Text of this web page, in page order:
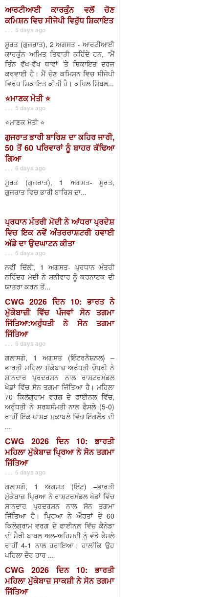
ਆਰਟੀਆਈ ਕਾਰਕੁੰਨ ਵਲੋਂ ਚੋਣ
ਕਮਿਸ਼ਨ ਵਿਚ ਸੀਜੇਪੀ ਵਿਰੁੱਧ ਸ਼ਿਕਾਇਤ
. . . 5 days ago
ਸੂਰਤ (ਗੁਜਰਾਤ), 2 ਅਗਸਤ - ਆਰਟੀਆਈ
ਕਾਰਕੁੰਨ ਅਮਿਤ ਤਿਵਾੜੀ ਕਹਿੰਦੇ ਹਨ, "ਮੈਂ
ਤਿੰਨ ਵੱਖ-ਵੱਖ ਥਾਵਾਂ 'ਤੇ ਸ਼ਿਕਾਇਤ ਦਰਜ
ਕਰਵਾਈ ਹੈ। ਮੈਂ ਚੋਣ ਕਮਿਸ਼ਨ ਵਿਚ ਸੀਜੇਪੀ
ਵਿਰੁੱਧ ਸ਼ਿਕਾਇਤ ਕੀਤੀ ਹੈ। ਕਪਿਲ ਸਿੱਬਲ...
⭐️ਮਾਣਕ ਮੋਤੀ ⭐️
. . . 5 days ago
⭐️ਮਾਣਕ ਮੋਤੀ ⭐️
ਗੁਜਰਾਤ ਭਾਰੀ ਬਾਰਿਸ਼ ਦਾ ਕਹਿਰ ਜਾਰੀ,
50 ਤੋਂ 60 ਪਰਿਵਾਰਾਂ ਨੂੰ ਬਾਹਰ ਕੱਢਿਆ
ਗਿਆ
. . . 6 days ago
ਸੂਰਤ (ਗੁਜਰਾਤ), 1 ਅਗਸਤ- ਸੂਰਤ,
ਗੁਜਰਾਤ ਵਿਚ ਭਾਰੀ ਬਾਰਿਸ਼ ਦਾ...
ਪ੍ਰਧਾਨ ਮੰਤਰੀ ਮੋਦੀ ਨੇ ਆਂਧਰਾ ਪ੍ਰਦੇਸ਼
ਵਿਚ ਇਕ ਨਵੇਂ ਅੰਤਰਰਾਸ਼ਟਰੀ ਹਵਾਈ
ਅੱਡੇ ਦਾ ਉਦਘਾਟਨ ਕੀਤਾ
. . . 6 days ago
ਨਵੀਂ ਦਿੱਲੀ, 1 ਅਗਸਤ- ਪ੍ਰਧਾਨ ਮੰਤਰੀ
ਨਰਿੰਦਰ ਮੋਦੀ ਨੇ ਸ਼ਨੀਵਾਰ ਨੂੰ ਕਰਨਾਟਕ ਦੀ
ਯਾਤਰਾ ਕਰਨ ਤੋਂ...
CWG 2026 ਦਿਨ 10: ਭਾਰਤ ਨੇ
ਮੁੱਕੇਬਾਜ਼ੀ ਵਿੱਚ ਪੰਜਵਾਂ ਸੋਨ ਤਗਮਾ
ਜਿੱਤਿਆ:ਅਰੁੰਧਤੀ ਨੇ ਸੋਨ ਤਗਮਾ
ਜਿੱਤਿਆ
. . . 6 days ago
ਗਲਾਸਗੋ, 1 ਅਗਸਤ (ਇੰਟਰਨੈਸ਼ਨਲ) –
ਭਾਰਤੀ ਮਹਿਲਾ ਮੁੱਕੇਬਾਜ਼ ਅਰੁੰਧਤੀ ਚੌਧਰੀ ਨੇ
ਸ਼ਾਨਦਾਰ ਪ੍ਰਦਰਸ਼ਨ ਨਾਲ ਰਾਸ਼ਟਰਮੰਡਲ
ਖੇਡਾਂ ਵਿੱਚ ਸੋਨ ਤਗਮਾ ਜਿੱਤਿਆ ਹੈ। ਮਹਿਲਾ
70 ਕਿਲੋਗ੍ਰਾਮ ਵਰਗ ਦੇ ਫਾਈਨਲ ਵਿੱਚ,
ਅਰੁੰਧਤੀ ਨੇ ਸਰਬਸੰਮਤੀ ਨਾਲ ਫੈਸਲੇ (5-0)
ਰਾਹੀਂ ਇੱਕ ਪਾਸੜ ਮੁਕਾਬਲੇ ਵਿੱਚ ਇੰਗਲੈਂਡ ਦੀ
...
CWG 2026 ਦਿਨ 10: ਭਾਰਤੀ
ਮਹਿਲਾ ਮੁੱਕੇਬਾਜ਼ ਪ੍ਰਿਆ ਨੇ ਸੋਨ ਤਗਮਾ
ਜਿੱਤਿਆ
. . . 6 days ago
ਗਲਾਸਗੋ, 1 ਅਗਸਤ (ਇੰਟ) –ਭਾਰਤੀ
ਮੁੱਕੇਬਾਜ਼ ਪ੍ਰਿਆ ਨੇ ਰਾਸ਼ਟਰਮੰਡਲ ਖੇਡਾਂ ਵਿੱਚ
ਸ਼ਾਨਦਾਰ ਪ੍ਰਦਰਸ਼ਨ ਨਾਲ ਸੋਨ ਤਗਮਾ
ਜਿੱਤਿਆ ਹੈ। ਪ੍ਰਿਆ ਨੇ ਔਰਤਾਂ ਦੇ 60
ਕਿਲੋਗ੍ਰਾਮ ਵਰਗ ਦੇ ਫਾਈਨਲ ਵਿੱਚ ਕੈਨੇਡਾ
ਦੀ ਮੈਰੀ ਬਾਥਲ ਅਲ-ਅਹਿਮਦੀ ਨੂੰ ਵੰਡੇ ਫੈਸਲੇ
ਰਾਹੀਂ 4-1 ਨਾਲ ਹਰਾਇਆ। ਹਾਲਾਂਕਿ ਉਹ
ਪਹਿਲਾ ਦੌਰ ਹਾਰ ...
CWG 2026 ਦਿਨ 10: ਭਾਰਤੀ
ਮਹਿਲਾ ਮੁੱਕੇਬਾਜ਼ ਸਾਕਸ਼ੀ ਨੇ ਸੋਨ ਤਗਮਾ
ਜਿੱਤਿਆ